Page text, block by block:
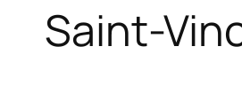
Saint-